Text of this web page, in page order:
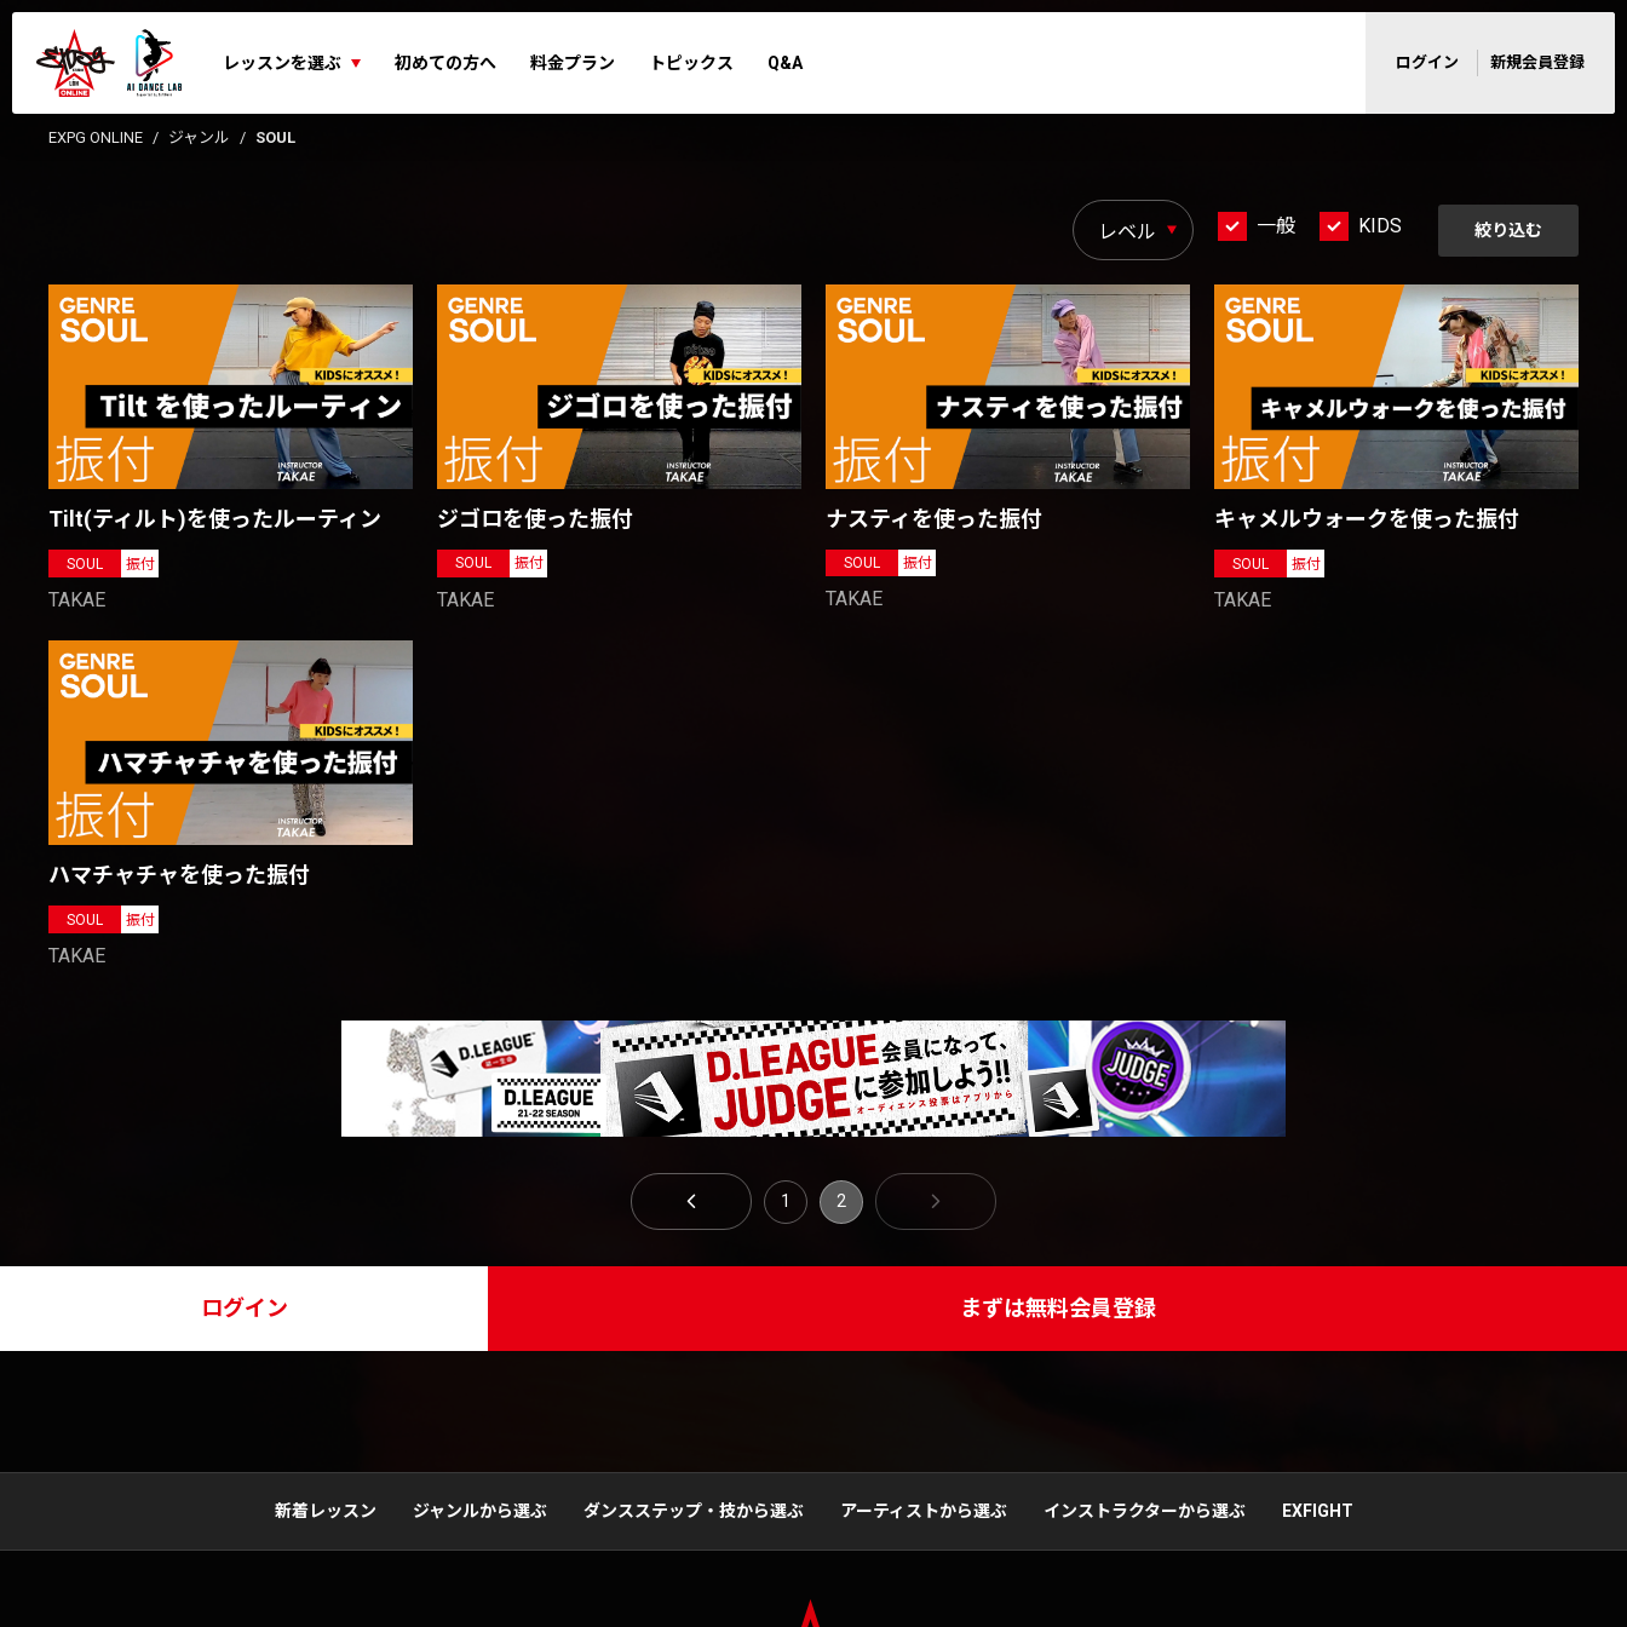
レッスンを選ぶ 初めての方へ 料金プラン トピックス Q&A ログイン 新規会員登録
EXPG ONLINE ジャンル SOUL
一般 KIDS 絞り込む
Tilt(ティルト)を使ったルーティン
SOUL 振付
TAKAE
ジゴロを使った振付
SOUL 振付
TAKAE
ナスティを使った振付
SOUL 振付
TAKAE
キャメルウォークを使った振付
SOUL 振付
TAKAE
ハマチャチャを使った振付
SOUL 振付
TAKAE
1 2
ログイン まずは無料会員登録
新着レッスン ジャンルから選ぶ ダンスステップ・技から選ぶ アーティストから選ぶ インストラクターから選ぶ EXFIGHT